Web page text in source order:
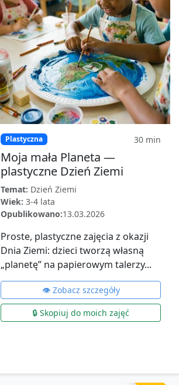
Plastyczna 30 min
Moja mała Planeta —
plastyczne Dzień Ziemi
Temat: Dzień Ziemi
Wiek: 3-4 lata
Opublikowano:13.03.2026
Proste, plastyczne zajęcia z okazji
Dnia Ziemi: dzieci tworzą własną
„planetę” na papierowym talerzy...
👁️ Zobacz szczegóły
🔒 Skopiuj do moich zajęć